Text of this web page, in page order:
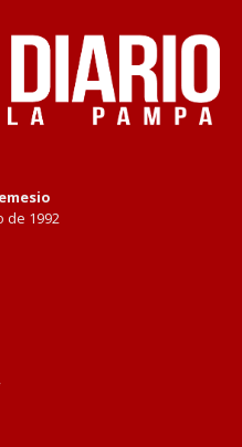
de 1992